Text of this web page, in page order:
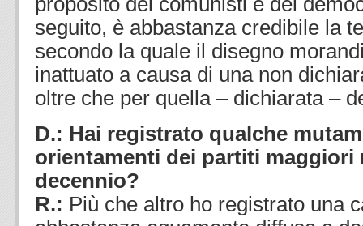
seguito, è abbastanza credibile la
secondo la quale il disegno
inattuato a causa di una non
oltre che per quella – dichiarata –
D.: Hai registrato qualche
orientamenti dei partiti maggiori
decennio?
R.: Più che altro ho registrato una